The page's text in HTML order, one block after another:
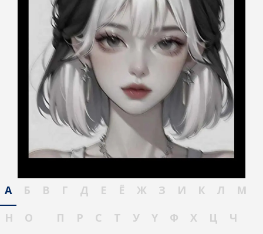
А Б В Г Д Е Ё Ж З И К Л
М
Н
О П Р С Т У Ү Ф Х Ц
Ч